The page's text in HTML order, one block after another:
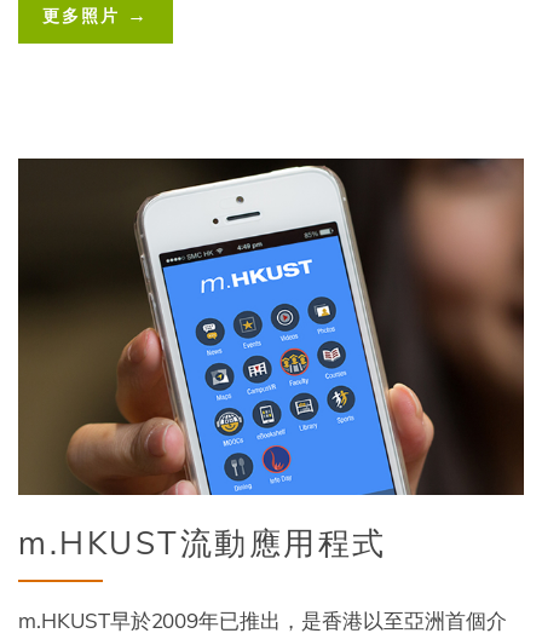
Links
Website
Link更多照片
Title
m.HKUST流動應用程式
Description
m.HKUST早於2009年已推出，是香港以至亞洲首個介